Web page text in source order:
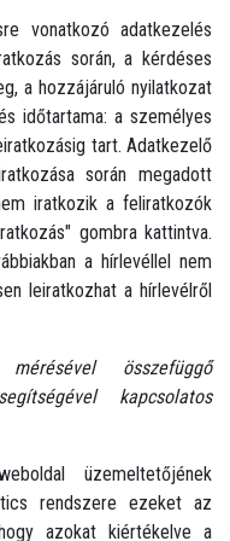
vonatkozó adatkezelés
során, a kérdéses
a hozzájáruló nyilatkozat
időtartama: a személyes
tart. Adatkezelő
során megadott
iratkozik a feliratkozók
gombra kattintva.
a hírlevéllel nem
leiratkozhat a hírlevélről
összefüggő
kapcsolatos
üzemeltetőjének
rendszere ezeket az
azokat kiértékelve a